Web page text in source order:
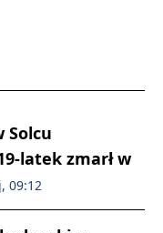
Solcu
latek zmarł w
09:12